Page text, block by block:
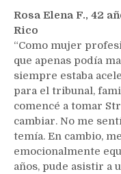
Rosa Elena F., 42
Rico
“Como mujer
que apenas podía
siempre estaba
para el tribunal,
comencé a tomar
cambiar. No me
temía. En cambio,
emocionalmente
años, pude asistir a